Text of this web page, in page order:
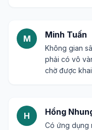
M Minh Tuấn
Không gian
phải có vô
chờ được
H Hồng
Có ứng dụng